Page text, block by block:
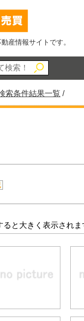
産情報サイトです。
索条件結果一覧 /
と大きく表示されま